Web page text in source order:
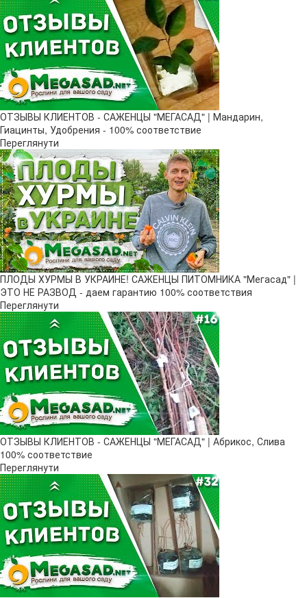
ОТЗЫВЫ КЛИЕНТОВ - САЖЕНЦЫ "МЕГАСАД" | Мандарин,
Гиацинты, Удобрения - 100% соответствие
Переглянути
ПЛОДЫ ХУРМЫ В УКРАИНЕ! САЖЕНЦЫ ПИТОМНИКА "Мегасад" |
ЭТО НЕ РАЗВОД - даем гарантию 100% соответствия
Переглянути
ОТЗЫВЫ КЛИЕНТОВ - САЖЕНЦЫ "МЕГАСАД" | Абрикос, Слива
100% соответствие
Переглянути